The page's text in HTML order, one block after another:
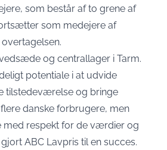
som består af to grene af
som medejere af
og centrallager i Tarm.
potentiale i at udvide
tilstedeværelse og bringe
danske forbrugere, men
med respekt for de værdier og
ABC Lavpris til en succes.